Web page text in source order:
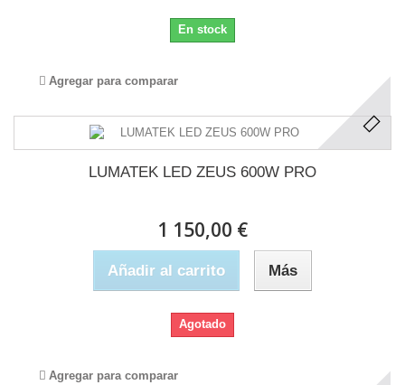
En stock
Agregar para comparar
LUMATEK LED ZEUS 600W PRO
1 150,00 €
Añadir al carrito Más
Agotado
Agregar para comparar